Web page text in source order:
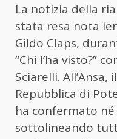
La notizia della
stata resa nota
Gildo Claps,
“Chi l’ha visto?”
Sciarelli.
Repubblica di
ha confermato
sottolineando